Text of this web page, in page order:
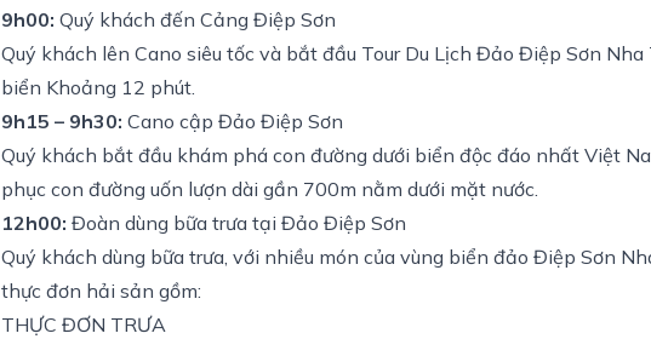
9h00: Quý khách đến Cảng Điệp Sơn
Quý khách lên Cano siêu tốc và bắt đầu Tour Du Lịch Đảo Điệp Sơn
biển Khoảng 12 phút.
9h15 – 9h30: Cano cập Đảo Điệp Sơn
Quý khách bắt đầu khám phá con đường dưới biển độc đáo nhất Việt
phục con đường uốn lượn dài gần 700m nằm dưới mặt nước.
12h00: Đoàn dùng bữa trưa tại Đảo Điệp Sơn
Quý khách dùng bữa trưa, với nhiều món của vùng biển đảo Điệp Sơn
thực đơn hải sản gồm:
THỰC ĐƠN TRƯA